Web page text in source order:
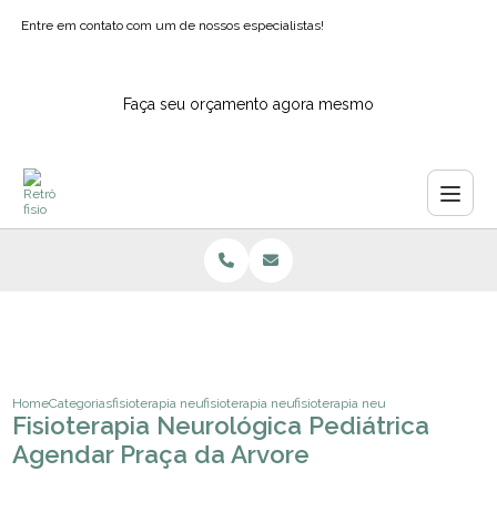
Entre em contato com um de nossos especialistas!
Faça seu orçamento agora mesmo
HomeCategoriasfisioterapia neurologicafisioterapia neurologica domiciliar sao paulo
fisioterapia neurologica pediatrica
Fisioterapia Neurológica Pediátrica
Agendar Praça da Arvore